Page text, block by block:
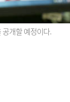
개할 예정이다.